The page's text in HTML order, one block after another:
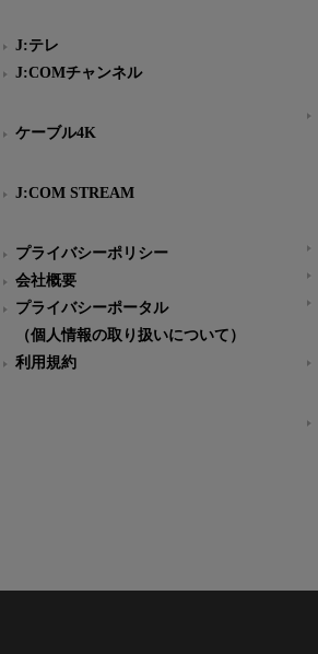
J:テレ
J:COMチャンネル
ケーブル4K
J:COM STREAM
プライバシーポリシー
会社概要
プライバシーポータル
（個人情報の取り扱いについて）
利用規約